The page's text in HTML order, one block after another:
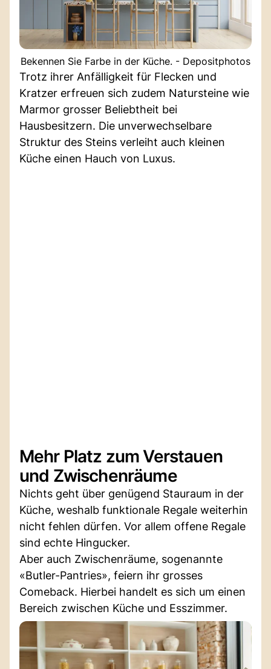
Bekennen Sie Farbe in der Küche. - Depositphotos
Trotz ihrer Anfälligkeit für Flecken und
Kratzer erfreuen sich zudem Natursteine wie
Marmor grosser Beliebtheit bei
Hausbesitzern. Die unverwechselbare
Struktur des Steins verleiht auch kleinen
Küche einen Hauch von Luxus.
Mehr Platz zum Verstauen
und Zwischenräume
Nichts geht über genügend Stauraum in der
Küche, weshalb funktionale Regale weiterhin
nicht fehlen dürfen. Vor allem offene Regale
sind echte Hingucker.
Aber auch Zwischenräume, sogenannte
«Butler-Pantries», feiern ihr grosses
Comeback. Hierbei handelt es sich um einen
Bereich zwischen Küche und Esszimmer.